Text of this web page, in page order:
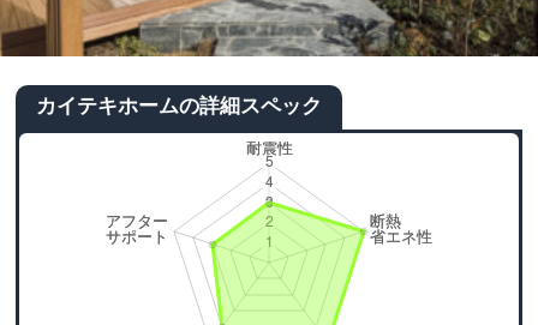
カイテキホームの詳細スペック